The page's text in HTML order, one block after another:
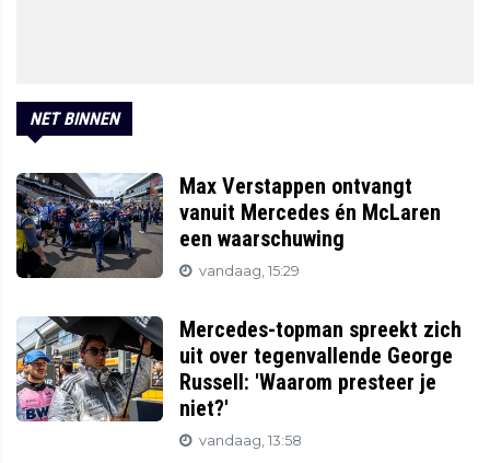
NET BINNEN
Max Verstappen ontvangt
vanuit Mercedes én McLaren
een waarschuwing
vandaag, 15:29
Mercedes-topman spreekt zich
uit over tegenvallende George
Russell: 'Waarom presteer je
niet?'
vandaag, 13:58